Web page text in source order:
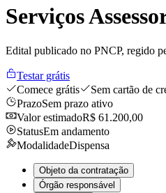
Serviços
Edital publicado no PNCP, regido
Testar grátis
Comece grátis
Sem cartão de
PrazoSem prazo ativo
Valor estimadoR$ 61.200,00
StatusEm andamento
ModalidadeDispensa
Objeto da contratação
Órgão responsável